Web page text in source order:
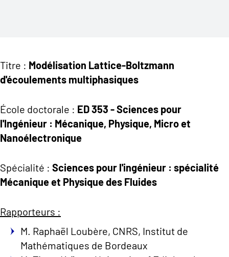
Titre : Modélisation Lattice-Boltzmann
d'écoulements multiphasiques
École doctorale : ED 353 - Sciences pour
l'Ingénieur : Mécanique, Physique, Micro et
Nanoélectronique
Spécialité : Sciences pour l'ingénieur : spécialité
Mécanique et Physique des Fluides
Rapporteurs :
M. Raphaël Loubère, CNRS, Institut de
Mathématiques de Bordeaux